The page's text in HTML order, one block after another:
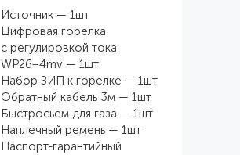
Источник — 1шт
Цифровая горелка
с регулировкой тока
WP26−4mv — 1шт
Набор ЗИП к горелке — 1шт
Обратный кабель 3м — 1шт
Быстросьем для газа — 1шт
Наплечный ремень — 1шт
Паспорт-гарантийный